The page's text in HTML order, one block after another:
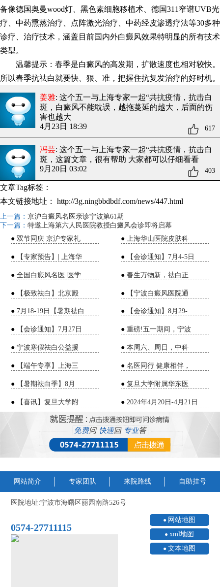
备像德国奥曼wood灯、黑色素细胞移植术、德国311窄谱UVB光
疗、中药熏蒸治疗、点阵激光治疗、中药经皮渗透疗法等30多种
诊疗、治疗技术，涵盖目前国内外白癜风效果特明显的所有技术
类型。
温馨提示：春季是白癜风的高发期，扩散速度也相对较快。
所以春季抗祛白就要快、狠、准，把握住抗复发治疗的好时机。
姜雅: 这个五一与上海专家一起“共抗疫情，抗击白
斑 ，白癜风不能耽误，越拖蔓延的越大，后面的伤
害也越大
4月23日 18:39
617
冯芸: 这个五一与上海专家一起“共抗疫情，抗击白
斑 ，这篇文章，很有帮助 大家都可以仔细看看
9月20日 03:02
403
文章Tag标签：
本文链接地址：
http://3g.ningbbdbdf.com/news/447.html
上一篇： 京沪白癜风名医亲诊宁波第61期
下一篇： 特邀上海第六人民医院教授白癜风会诊即将启幕
● 双节同庆 京沪专家礼 ● 上海华山医院皮肤科
● 【专家预告】| 上海华 ● 【会诊通知】7月4-5日
●全国白癜风名医·医学 ●春生万物新，祛白正
● 【极致祛白】北京殿 ● 【宁波白癜风医院通
● 7月18-19日【暑期祛白 ● 【会诊通知】8月29-
● 【会诊通知】7月27日 ●重磅!五一期间，宁波
●宁波寒假祛白公益援 ●本周六、周日，中科
● 【端午专享】上海三 ●名医同行 健康相伴，
● 【暑期祛白季】8月 ●复旦大学附属华东医
● 【喜讯】复旦大学附 ● 2024年4月20日-4月21日
网站简介 专家团队 来院路线 自助挂号
医院地址:宁波市海曙区丽园南路526号
0574-27711115
网站地图
xml地图
文本地图